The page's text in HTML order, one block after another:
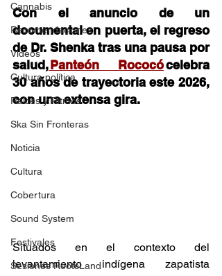
Cannabis
Recomendaciones
Videos
Cultura política
Raíces y Ritmos
Ska Sin Fronteras
Noticia
Cultura
Cobertura
Sound System
Festivales
Sesiones RootsLand
Con el anuncio de un
documental en puerta, el regreso
de Dr. Shenka tras una pausa por
salud, Panteón Rococó celebra
30 años de trayectoria este 2026,
con una extensa gira.
Situados en el contexto del
levantamiento indígena zapatista